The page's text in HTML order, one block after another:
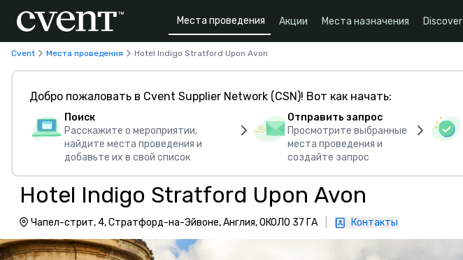
Места проведения Акции Места назначения Discover
Cvent Места проведения Hotel Indigo Stratford Upon Avon
Добро пожаловать в Cvent Supplier Network (CSN)! Вот как начать:
Поиск
Расскажите о мероприятии,
найдите места проведения и
добавьте их в свой список
Отправить запрос
Просмотрите выбранные
места проведения и
создайте запрос
Hotel Indigo Stratford Upon Avon
Чапел-стрит, 4, Стратфорд-на-Эйвоне, Англия, ОКОЛО 37 ГА Контакты